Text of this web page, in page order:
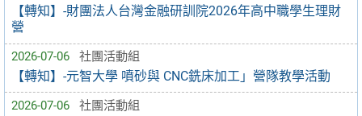
【轉知】-財團法人台灣金融研訓院2026年高中職學生理財
營
2026-07-06 社團活動組
【轉知】-元智大學 噴砂與 CNC銑床加工」營隊教學活動
2026-07-06 社團活動組